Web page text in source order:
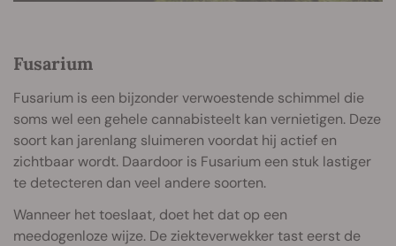
Fusarium
Fusarium is een bijzonder verwoestende schimmel die
soms wel een gehele cannabisteelt kan vernietigen. Deze
soort kan jarenlang sluimeren voordat hij actief en
zichtbaar wordt. Daardoor is Fusarium een stuk lastiger
te detecteren dan veel andere soorten.
Wanneer het toeslaat, doet het dat op een
meedogenloze wijze. De ziekteverwekker tast eerst de